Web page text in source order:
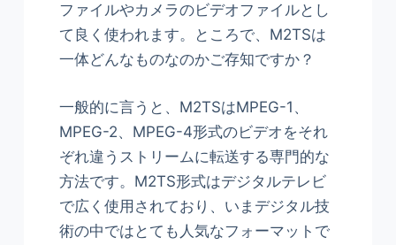
ファイルやカメラのビデオファイルとし
て良く使われます。ところで、M2TSは
一体どんなものなのかご存知ですか？
一般的に言うと、M2TSはMPEG-1、
MPEG-2、MPEG-4形式のビデオをそれ
ぞれ違うストリームに転送する専門的な
方法です。M2TS形式はデジタルテレビ
で広く使用されており、いまデジタル技
術の中ではとても人気なフォーマットで